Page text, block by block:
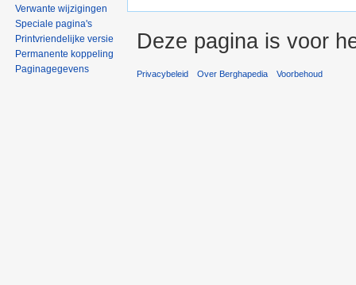
Verwante wijzigingen
Speciale pagina's
Printvriendelijke versie
Permanente koppeling
Paginagegevens
Deze pagina is voor
Privacybeleid Over Berghapedia Voorbehoud